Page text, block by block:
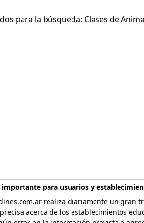
para la búsqueda: Clases de
para usuarios y
realiza diariamente un gran
acerca de los establecimientos